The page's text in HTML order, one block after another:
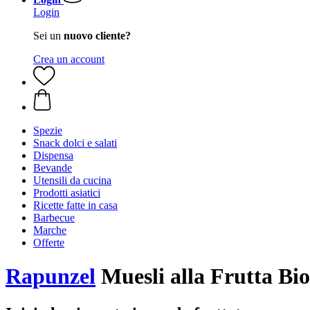
Login
Sei un nuovo cliente?
Crea un account
Spezie
Snack dolci e salati
Dispensa
Bevande
Utensili da cucina
Prodotti asiatici
Ricette fatte in casa
Barbecue
Marche
Offerte
Rapunzel Muesli alla Frutta